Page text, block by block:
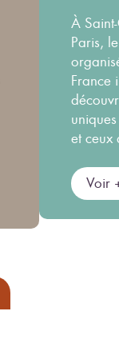
À
Paris,
France
et ceux
Voir